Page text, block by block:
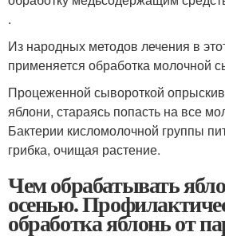
.
Из народных методов лечения в
применяется обработка молочной
Процеженной сывороткой
яблони, стараясь попасть на все
Бактерии кисломолочной группы
грибка, очищая растение.
Чем обрабатывать
осенью.
обработка яблонь от